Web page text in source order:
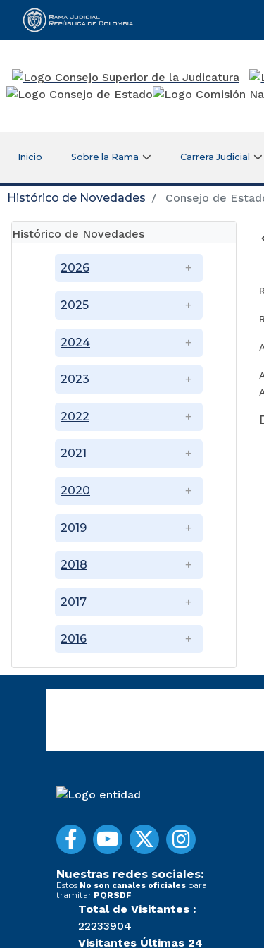
Rama Judicial
Inicio Sobre la Rama Carrera Judicial
Histórico de Novedades Consejo de
Histórico de Novedades
2016
2017
2018
2019
2020
2021
2022
2023
2024
2025
2026
Nuestras redes sociales:
Estos No son canales oficiales para
tramitar PQRSDF
Total de Visitantes :
22233904
Visitantes Últimas 24